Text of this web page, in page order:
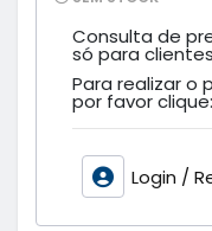
Consulta de
só para
Para realizar o
por favor clique:
Login /